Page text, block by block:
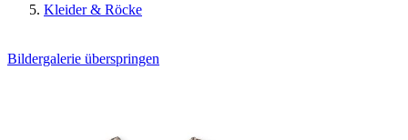
Kleider & Röcke
Bildergalerie überspringen